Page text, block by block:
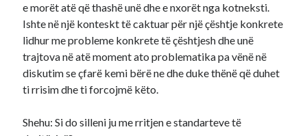
e morët atë që thashë unë dhe e nxorët nga kotneksti.
Ishte në një konteskt të caktuar për një çështje konkrete
lidhur me probleme konkrete të çështjesh dhe unë
trajtova në atë moment ato problematika pa vënë në
diskutim se çfarë kemi bërë ne dhe duke thënë që duhet
ti rrisim dhe ti forcojmë këto.
Shehu: Si do silleni ju me rritjen e standarteve të